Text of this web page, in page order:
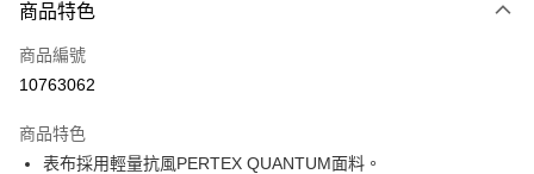
Apple Pay
悠遊付
7-11取貨(快速到店)
商品特色
商品編號
10763062
商品特色
表布採用輕量抗風PERTEX QUANTUM面料。